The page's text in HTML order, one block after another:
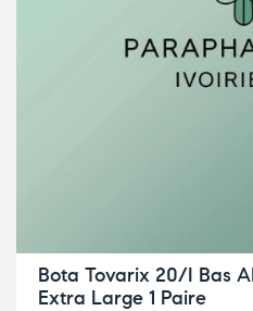
Bota Tovarix 20/I Bas
Extra Large 1 Paire